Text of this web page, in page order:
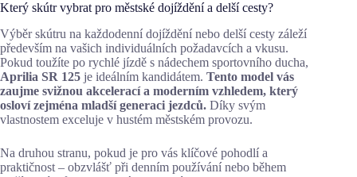
Který skútr vybrat pro městské dojíždění a delší cesty?
Výběr skútru na každodenní dojíždění nebo delší cesty záleží
především na vašich individuálních požadavcích a vkusu.
Pokud toužíte po rychlé jízdě s nádechem sportovního ducha,
Aprilia SR 125 je ideálním kandidátem. Tento model vás
zaujme svižnou akcelerací a moderním vzhledem, který
osloví zejména mladší generaci jezdců. Díky svým
vlastnostem exceluje v hustém městském provozu.
Na druhou stranu, pokud je pro vás klíčové pohodlí a
praktičnost – obzvlášť při denním používání nebo během